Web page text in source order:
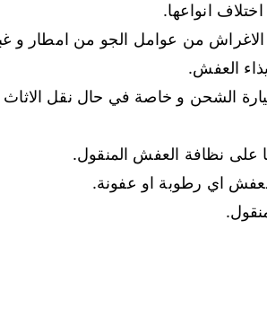
انواعها.
من عوامل الجو من امطار و
العفش.
الشحن و خاصة في حال نقل
نظافة العفش المنقول.
اي رطوبة او عفونة.